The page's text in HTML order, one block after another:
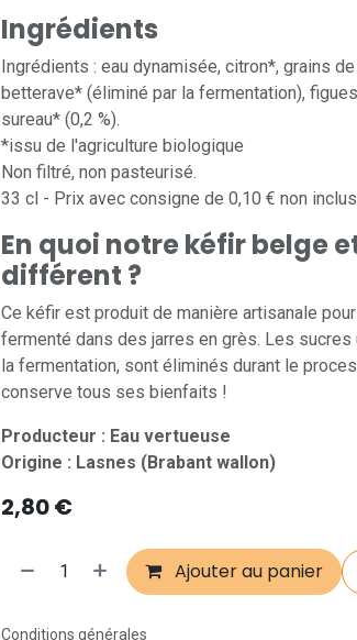
Ingrédients
Ingrédients : eau dynamisée, citron*, grains
betterave* (éliminé par la fermentation),
sureau* (0,2 %).
*issu de l'agriculture biologique
Non filtré, non pasteurisé.
33 cl - Prix avec consigne de 0,10 € non
En quoi notre kéfir belge
différent ?
Ce kéfir est produit de manière artisanale
fermenté dans des jarres en grès. Les
la fermentation, sont éliminés durant le
conserve tous ses bienfaits !
Producteur : Eau vertueuse
Origine : Lasnes (Brabant wallon)
2,80€
Ajouter au panier
Conditions générales